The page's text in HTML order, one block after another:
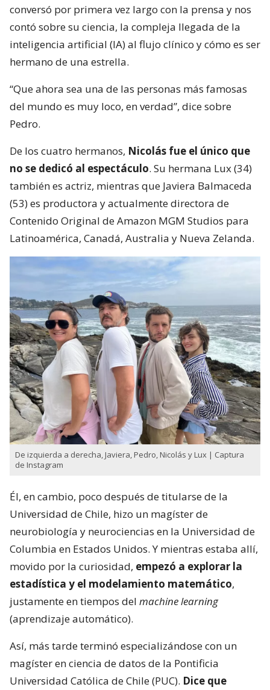
conversó por primera vez largo con la prensa y nos
contó sobre su ciencia, la compleja llegada de la
inteligencia artificial (IA) al flujo clínico y cómo es ser
hermano de una estrella.
“Que ahora sea una de las personas más famosas
del mundo es muy loco, en verdad”, dice sobre
Pedro.
De los cuatro hermanos, Nicolás fue el único que
no se dedicó al espectáculo. Su hermana Lux (34)
también es actriz, mientras que Javiera Balmaceda
(53) es productora y actualmente directora de
Contenido Original de Amazon MGM Studios para
Latinoamérica, Canadá, Australia y Nueva Zelanda.
De izquierda a derecha, Javiera, Pedro, Nicolás y Lux | Captura
de Instagram
Él, en cambio, poco después de titularse de la
Universidad de Chile, hizo un magíster de
neurobiología y neurociencias en la Universidad de
Columbia en Estados Unidos. Y mientras estaba allí,
movido por la curiosidad, empezó a explorar la
estadística y el modelamiento matemático,
justamente en tiempos del machine learning
(aprendizaje automático).
Así, más tarde terminó especializándose con un
magíster en ciencia de datos de la Pontificia
Universidad Católica de Chile (PUC). Dice que